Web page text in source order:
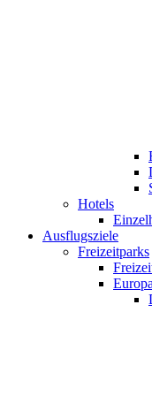
Hotels
Ausflugsziele
Freizeitparks